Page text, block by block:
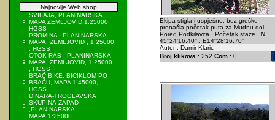
Najnovije Web shop
SVILAJA, PLANINARSKA
MAPA ZEMLJOVID,1:25000,
HGSS
PROMINA , PLANINARSKA
MAPA, ZEMLJOVID , 1:25000
, HGSS
OTOK RAB , PLANINARSKA
MAPA, ZEMLJOVID, 1:25000
, HGSS
BRAČ BIKE, BICIKLOM PO
BRAČU, MAPA 1:45000,
HGSS
DINARA-TROGLAVSKA
SKUPINA-ZAPAD
,PLANINARSKA
MAPA,1:25000
Ekipa stigla i uspješno, bez greške
pronašla početak puta za Mudnu dol .
Pored Podkilavca . Početak staze . N
45°24'16.40'' , E14°28'16.70''
Autor : Damir Klarić
Broj klikova :252 Com :0